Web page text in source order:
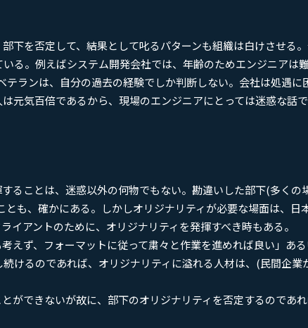
下を否定して、結果として叱るパターンも組織は白けさせる
る。例えばシステム開発会社では、年齢のためエンジニアは
ランは、自分の過去の経験でしか判断しない。会社は処遇に
元気百倍であるから、現場のエンジニアにとっては迷惑な話で
ることは、迷惑以外の何物でもない。勘違いした部下(多くの
も、確かにある。しかしオリジナリティが必要な場面は、日
イアントのために、オリジナリティを発揮すべき時もある。
えず、フォーマットに従って粛々と作業を進めれば良い」あ
けるのであれば、オリジナリティに溢れる人材は、(民間企業
ができないが故に、部下のオリジナリティを否定するのであ